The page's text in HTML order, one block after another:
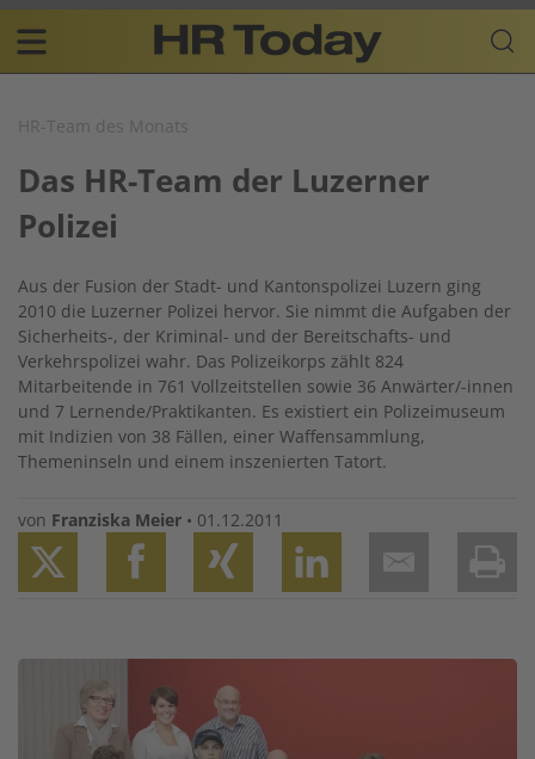
Skip
content
Plattform
für
Resources
navigation
HR-Team des Monats
Das HR-Team der Luzerner
Polizei
Aus der Fusion der Stadt- und Kantonspolizei Luzern ging
2010 die Luzerner Polizei hervor. Sie nimmt die Aufgaben der
Sicherheits-, der Kriminal- und der Bereitschafts- und
Verkehrspolizei wahr. Das Polizeikorps zählt 824
Mitarbeitende in 761 Vollzeitstellen sowie 36 Anwärter/-innen
und 7 Lernende/Praktikanten. Es existiert ein Polizeimuseum
mit Indizien von 38 Fällen, einer Waffensammlung,
Themeninseln und einem inszenierten Tatort.
von Franziska Meier • 01.12.2011